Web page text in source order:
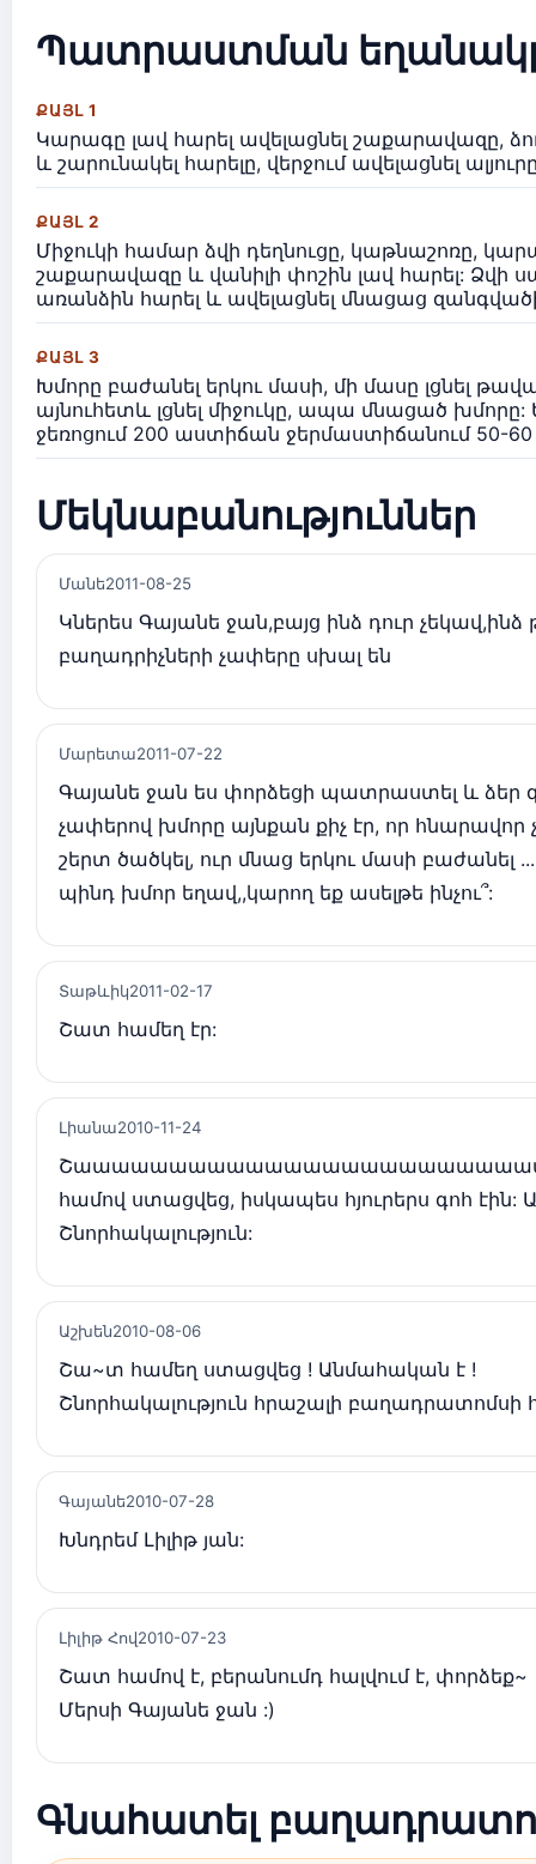
Պատրաստման
ՔԱՅԼ 1
Կարագը լավ հարել ավելացնել շաքարավազը,
և շարունակել հարելը, վերջում ավելացնել
ՔԱՅԼ 2
Միջուկի համար ձվի դեղնուցը, կաթնաշոռը,
շաքարավազը և վանիլի փոշին լավ հարել: Ձվի
առանձին հարել և ավելացնել մնացաց
ՔԱՅԼ 3
Խմորը բաժանել երկու մասի, մի մասը լցնել
այնուհետև լցնել միջուկը, ապա մնացած խմորը:
ջեռոցում 200 աստիճան ջերմաստիճանում 50-
Մեկնաբանություններ
Մանե2011-08-25
Կներես Գայանե ջան,բայց ինձ դուր չեկավ,ինձ
բաղադրիչների չափերը սխալ են
Մարետա2011-07-22
Գայանե ջան ես փորձեցի պատրաստել և ձեր
չափերով խմորը այնքան քիչ էր, որ հնարավոր
շերտ ծածկել, ուր մնաց երկու մասի բաժանել
պինդ խմոր եղավ,,կարող եք ասելթե ինչու՞:
Տաթևիկ2011-02-17
Շատ համեղ էր:
Լիանա2010-11-24
համով ստացվեց, իսկապես հյուրերս գոհ էին:
Շնորհակալություն:
Աշխեն2010-08-06
Շա~տ համեղ ստացվեց ! Անմահական է !
Շնորհակալություն հրաշալի բաղադրատոմսի
Գայանե2010-07-28
Խնդրեմ Լիլիթ յան:
Լիլիթ Հով2010-07-23
Շատ համով է, բերանումդ հալվում է, փորձեք~
Մերսի Գայանե ջան :)
Գնահատել